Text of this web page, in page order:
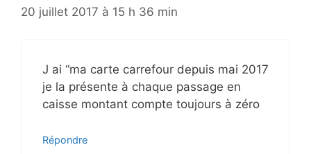
20 juillet 2017 à 15 h 36 min
J ai “ma carte carrefour depuis mai 2017
je la présente à chaque passage en
caisse montant compte toujours à zéro
Répondre